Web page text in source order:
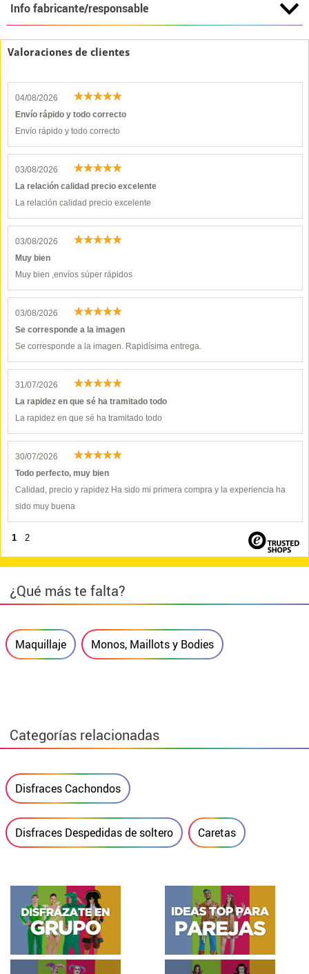
Info fabricante/responsable
Valoraciones de clientes
04/08/2026
Envío rápido y todo correcto
Envío rápido y todo correcto
03/08/2026
La relación calidad precio excelente
La relación calidad precio excelente
03/08/2026
Muy bien
Muy bien ,envíos súper rápidos
03/08/2026
Se corresponde a la imagen
Se corresponde a la imagen. Rapidísima entrega.
31/07/2026
La rapidez en que sé ha tramitado todo
La rapidez en que sé ha tramitado todo
30/07/2026
Todo perfecto, muy bien
Calidad, precio y rapidez Ha sido mi primera compra y la experiencia ha
sido muy buena
1 2
¿Qué más te falta?
Maquillaje Monos, Maillots y Bodies
Categorías relacionadas
Disfraces Cachondos
Disfraces Despedidas de soltero Caretas